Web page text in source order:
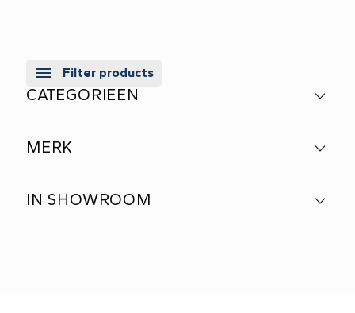
Filter products
CATEGORIEEN
MERK
IN SHOWROOM